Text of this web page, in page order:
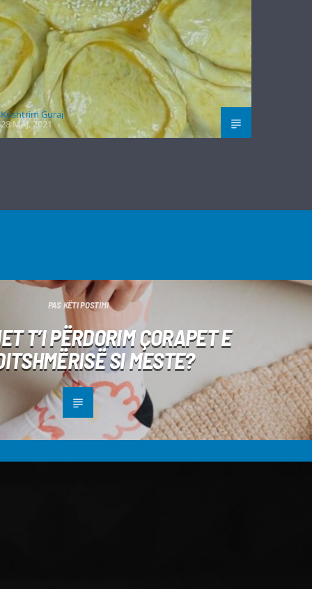
Kushtrim Guraj
28 MAJ, 2021
PAS KËTI POSTIMI
T’I PËRDORIM ÇORAPET E
SI MESTE?